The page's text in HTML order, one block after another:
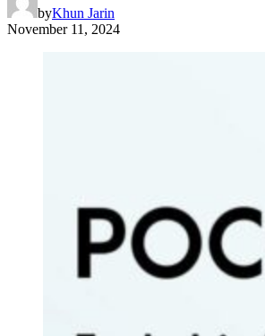
byKhun Jarin
November 11, 2024